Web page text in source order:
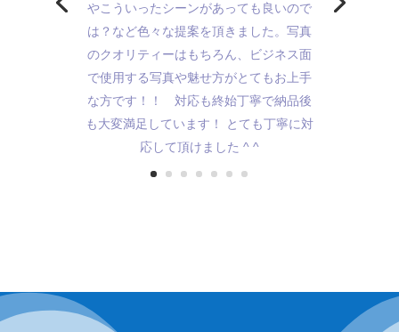
やこういったシーンがあっても良いので
は？など色々な提案を頂きました。写真
のクオリティーはもちろん、ビジネス面
で使用する写真や魅せ方がとてもお上手
な方です！！ 対応も終始丁寧で納品後
も大変満足しています！ とても丁寧に対
応して頂けました ^ ^